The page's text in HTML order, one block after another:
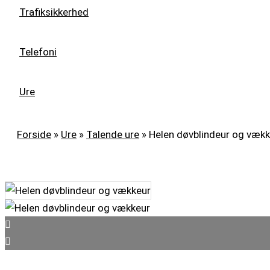
Trafiksikkerhed
Telefoni
Ure
Forside » Ure » Talende ure » Helen døvblindeur og